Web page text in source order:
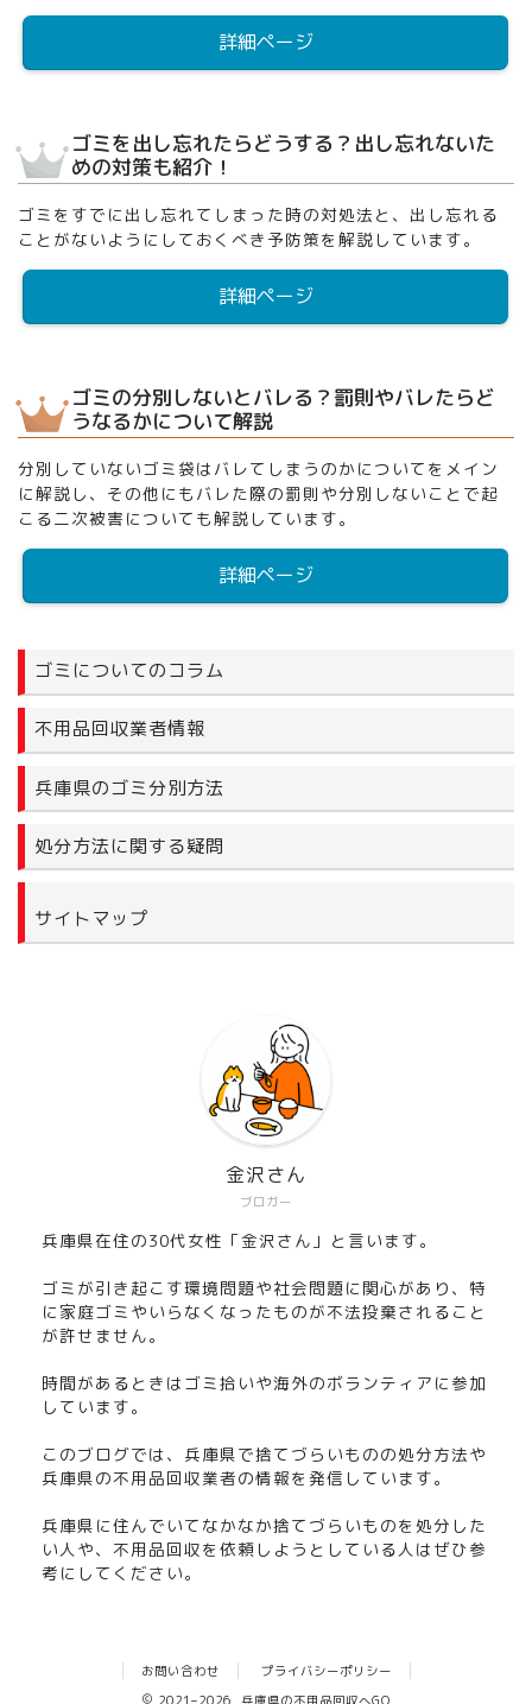
詳細ページ
ゴミを出し忘れたらどうする？出し忘れないた
めの対策も紹介！
ゴミをすでに出し忘れてしまった時の対処法と、出し忘れる
ことがないようにしておくべき予防策を解説しています。
詳細ページ
ゴミの分別しないとバレる？罰則やバレたらど
うなるかについて解説
分別していないゴミ袋はバレてしまうのかについてをメイン
に解説し、その他にもバレた際の罰則や分別しないことで起
こる二次被害についても解説しています。
詳細ページ
ゴミについてのコラム
不用品回収業者情報
兵庫県のゴミ分別方法
処分方法に関する疑問
サイトマップ
ブロガー
金沢さん
兵庫県在住の30代女性「金沢さん」と言います。
ゴミが引き起こす環境問題や社会問題に関心があり、特
に家庭ゴミやいらなくなったものが不法投棄されること
が許せません。
時間があるときはゴミ拾いや海外のボランティアに参加
しています。
このブログでは、兵庫県で捨てづらいものの処分方法や
兵庫県の不用品回収業者の情報を発信しています。
兵庫県に住んでいてなかなか捨てづらいものを処分した
い人や、不用品回収を依頼しようとしている人はぜひ参
考にしてください。
お問い合わせ
プライバシーポリシー
2021–2026 兵庫県の不用品回収へGO